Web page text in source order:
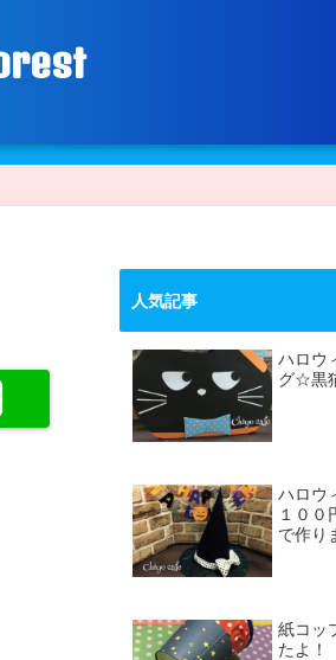
人気記事
ハロウ
グ☆黒
ハロウ
１００
で作り
紙コッ
たよ！